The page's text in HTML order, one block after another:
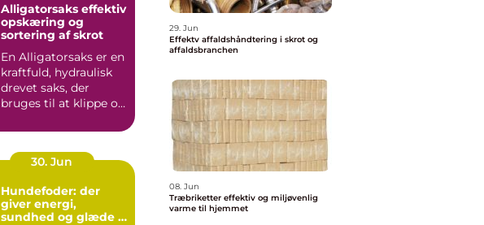
Alligatorsaks effektiv
opskæring og
sortering af skrot
En Alligatorsaks er en
kraftfuld, hydraulisk
drevet saks, der
bruges til at klippe og
30. Jun
Hundefoder: der
giver energi,
sundhed og glæde i
29. Jun
Effektv affaldshåndtering i skrot og
affaldsbranchen
08. Jun
Træbriketter effektiv og miljøvenlig
varme til hjemmet